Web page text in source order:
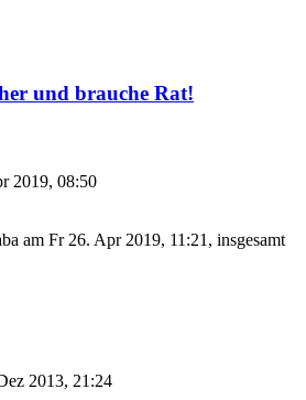
und brauche Rat!
2019, 08:50
am Fr 26. Apr 2019, 11:21, insgesamt
2013, 21:24